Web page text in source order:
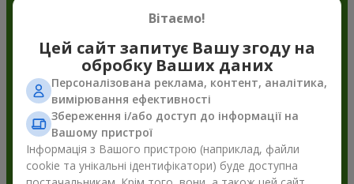
Вітаємо!
Цей сайт запитує Вашу згоду на
обробку Ваших даних
Персоналізована реклама, контент, аналітика,
вимірювання ефективності
Збереження і/або доступ до інформації на
Вашому пристрої
Інформація з Вашого пристрою (наприклад, файли
cookie та унікальні ідентифікатори) буде доступна